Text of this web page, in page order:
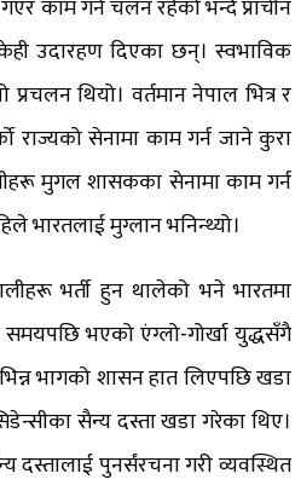
काम गर्ने चलन रहेको भन्दै प्राचीन
उदारहण दिएका छन्। स्वभाविक
थियो। वर्तमान नेपाल भित्र र
सेनामा काम गर्न जाने कुरा
मुगल शासकका सेनामा काम गर्न
भारतलाई मुग्लान भनिन्थ्यो।
भर्ती हुन थालेको भने भारतमा
भएको एंग्लो-गोर्खा युद्धसँगै
भागको शासन हात लिएपछि खडा
सैन्य दस्ता खडा गरेका थिए।
पुनर्संरचना गरी व्यवस्थित